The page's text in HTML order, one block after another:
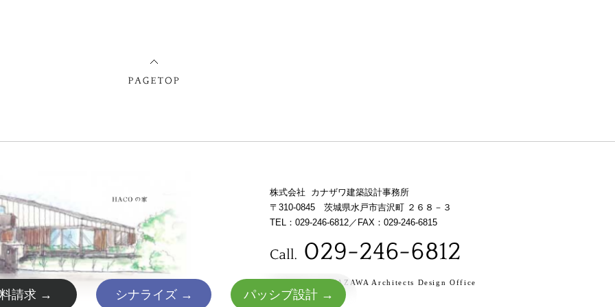
請求 → シナライズ → パッシブ設計 →
株式会社 カナザワ建築設計事務所
〒310-0845 茨城県水戸市吉沢町 ２６８－３
TEL：029-246-6812／FAX：029-246-6815
KANAZAWA Architects Design Office